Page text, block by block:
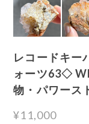
レコードキー
ォーツ63◇
物・パワース
¥11,000